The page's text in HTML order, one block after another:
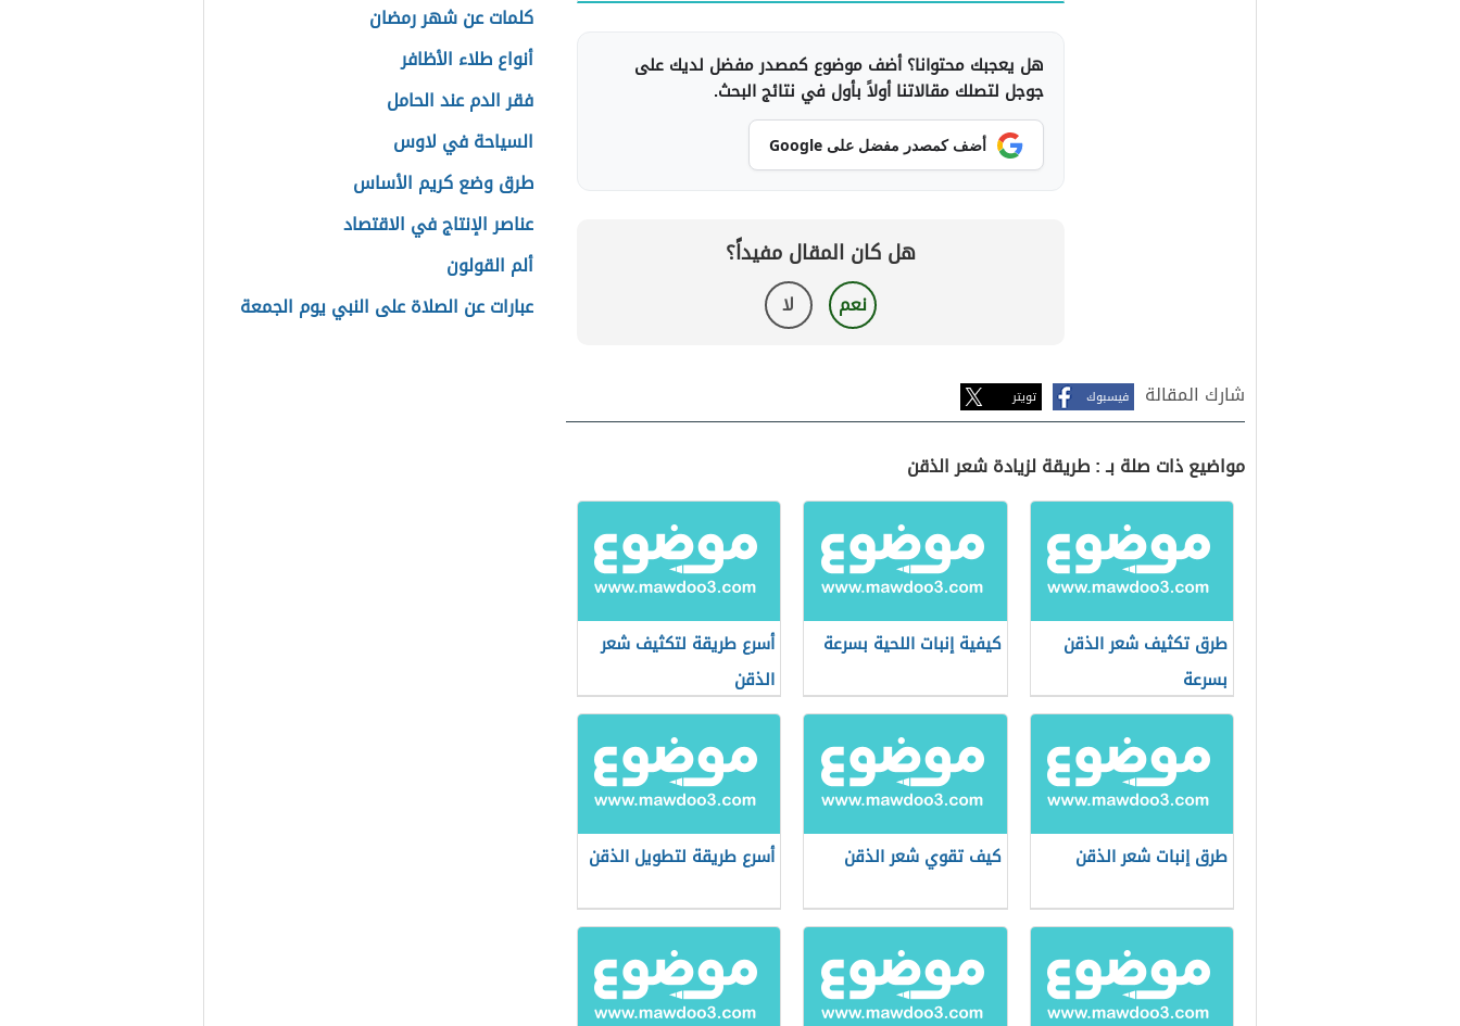
هل يعجبك محتوانا؟ أضف موضوع كمصدر مفضل لديك على
جوجل لتصلك مقالاتنا أولاً بأول في نتائج البحث.
أضف كمصدر مفضل على Google
هل كان المقال مفيداً؟
نعم لا
شارك المقالة فيسبوك تويتر
مواضيع ذات صلة بـ : طريقة لزيادة شعر الذقن
طرق تكثيف شعر الذقن
بسرعة
كيفية إنبات اللحية بسرعة
أسرع طريقة لتكثيف شعر
الذقن
طرق إنبات شعر الذقن كيف تقوي شعر الذقن أسرع طريقة لتطويل الذقن
كلمات عن شهر رمضان
أنواع طلاء الأظافر
فقر الدم عند الحامل
السياحة في لاوس
طرق وضع كريم الأساس
عناصر الإنتاج في الاقتصاد
ألم القولون
عبارات عن الصلاة على النبي يوم الجمعة